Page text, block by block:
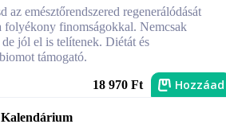
az emésztőrendszered regenerálódását
folyékony finomságokkal. Nemcsak
jól el is telítenek. Diétát és
támogató.
18 970 Ft Hozzáad